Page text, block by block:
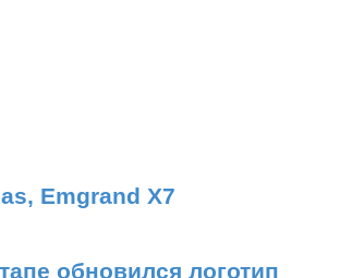
Emgrand X7
обновился логотип